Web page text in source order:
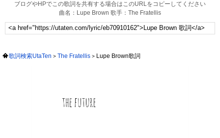
ブログやHPでこの歌詞を共有する場合はこのURLをコピーしてください
曲名：Lupe Brown 歌手：The Fratellis
歌詞検索UtaTen The Fratellis Lupe Brown歌詞